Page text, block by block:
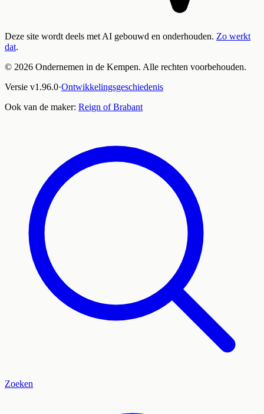
Deze site wordt deels met AI gebouwd en onderhouden. Zo werkt
dat.
© 2026 Ondernemen in de Kempen. Alle rechten voorbehouden.
Versie v1.96.0·Ontwikkelingsgeschiedenis
Ook van de maker: Reign of Brabant
Zoeken